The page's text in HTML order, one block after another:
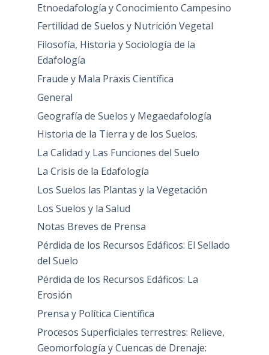
Etnoedafología y Conocimiento Campesino
Fertilidad de Suelos y Nutrición Vegetal
Filosofía, Historia y Sociología de la
Edafología
Fraude y Mala Praxis Científica
General
Geografía de Suelos y Megaedafología
Historia de la Tierra y de los Suelos.
La Calidad y Las Funciones del Suelo
La Crisis de la Edafología
Los Suelos las Plantas y la Vegetación
Los Suelos y la Salud
Notas Breves de Prensa
Pérdida de los Recursos Edáficos: El Sellado
del Suelo
Pérdida de los Recursos Edáficos: La
Erosión
Prensa y Política Científica
Procesos Superficiales terrestres: Relieve,
Geomorfología y Cuencas de Drenaje: